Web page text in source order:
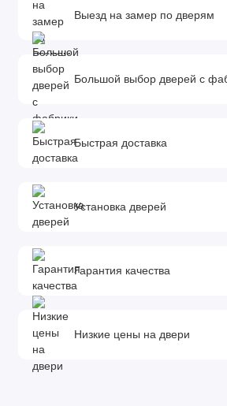
Выезд на замер по дверям
Большой выбор дверей с
Быстрая доставка
Установка дверей
Гарантия качества
Низкие цены на двери